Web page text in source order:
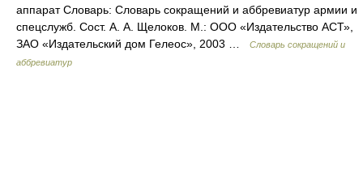
аппарат Словарь: Словарь сокращений и аббревиатур армии и
спецслужб. Сост. А. А. Щелоков. М.: ООО «Издательство АСТ»,
ЗАО «Издательский дом Гелеос», 2003 …
Словарь сокращений и
аббревиатур